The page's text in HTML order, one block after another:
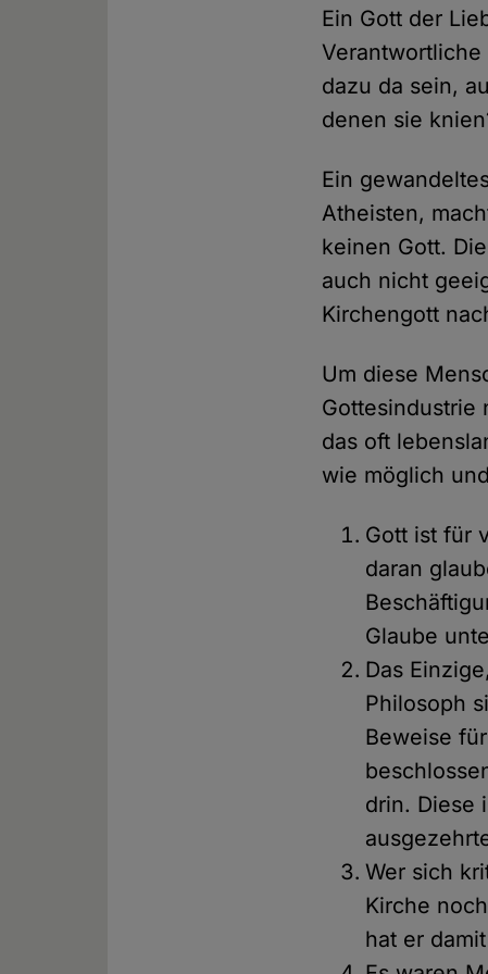
Ein Gott der
dazu da sein,
denen sie
Ein
Atheisten,
keinen Gott.
auch nicht
Kirchengott
Um diese
Gottesindustrie
das oft
wie möglich
Gott ist für
daran
Glaube
Das
Philosoph
Beweise
drin. Diese
Wer sich
Kirche
hat er